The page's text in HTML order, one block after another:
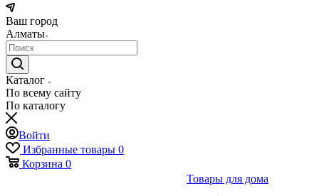
Ваш город
Алматы
Каталог
По всему сайту
По каталогу
Войти
Избранные товары 0
Корзина 0
Товары для дома